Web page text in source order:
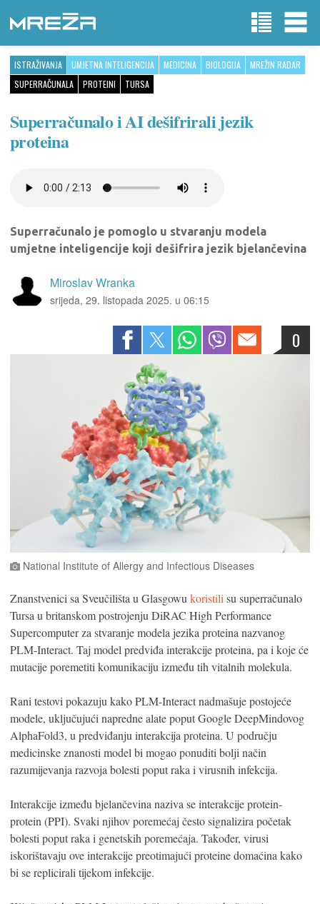
ISTRAŽIVANJA UMJETNA INTELIGENCIJA MEDICINA BIOLOGIJA
MREŽIN RADAR
SUPERRAČUNALA
PROTEINI TURSA
Superračunalo i AI dešifrirali jezik
proteina
Superračunalo je pomoglo u stvaranju modela
umjetne inteligencije koji dešifrira jezik bjelančevina
Miroslav Wranka
srijeda, 29. listopada 2025. u 06:15
0
National Institute of Allergy and Infectious Diseases
Znanstvenici sa Sveučilišta u Glasgowukoristilisu superračunalo
Tursa u britanskom postrojenju DiRAC High Performance
Supercomputer za stvaranje modela jezika proteina nazvanog
PLM-Interact. Taj model predviđa interakcije proteina, pa i koje će
mutacije poremetiti komunikaciju između tih vitalnih molekula.
Rani testovi pokazuju kako PLM-Interact nadmašuje postojeće
modele, uključujući napredne alate poput Google DeepMindovog
AlphaFold3, u predviđanju interakcija proteina. U području
medicinske znanosti model bi mogao ponuditi bolji način
razumijevanja razvoja bolesti poput raka i virusnih infekcija.
Interakcije između bjelančevina naziva se interakcije protein-
protein (PPI). Svaki njihov poremećaj često signalizira početak
bolesti poput raka i genetskih poremećaja. Također, virusi
iskorištavaju ove interakcije preotimajući proteine ​​domaćina kako
bi se replicirali tijekom infekcije.